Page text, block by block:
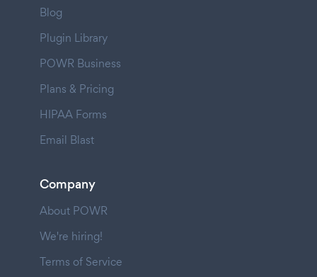
Blog
Plugin Library
POWR Business
Plans & Pricing
HIPAA Forms
Email Blast
Company
About POWR
We're hiring!
Terms of Service